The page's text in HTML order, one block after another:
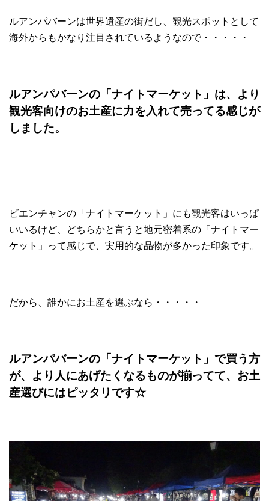
ルアンパバーンは世界遺産の街だし、観光スポットとして
海外からもかなり注目されているようなので・・・・・
ルアンパバーンの「ナイトマーケット」は、より
観光客向けのお土産に力を入れて売ってる感じが
しました。
ビエンチャンの「ナイトマーケット」にも観光客はいっぱ
いいるけど、どちらかと言うと地元密着系の「ナイトマー
ケット」って感じで、実用的な品物が多かった印象です。
だから、誰かにお土産を選ぶなら・・・・・
ルアンパバーンの「ナイトマーケット」で買う方
が、より人にあげたくなるものが揃ってて、お土
産選びにはピッタリです☆